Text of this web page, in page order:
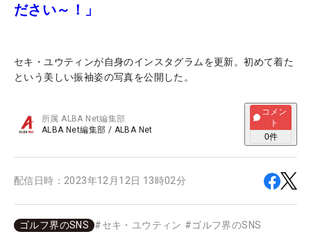
ださい～！」
セキ・ユウティンが自身のインスタグラムを更新。初めて着た
という美しい振袖姿の写真を公開した。
所属ALBA Net編集部
ALBA Net編集部 / ALBA Net
コメン
ト
0件
配信日時： 2023年12月12日 13時02分
ゴルフ界のSNS #セキ・ユウティン #ゴルフ界のSNS